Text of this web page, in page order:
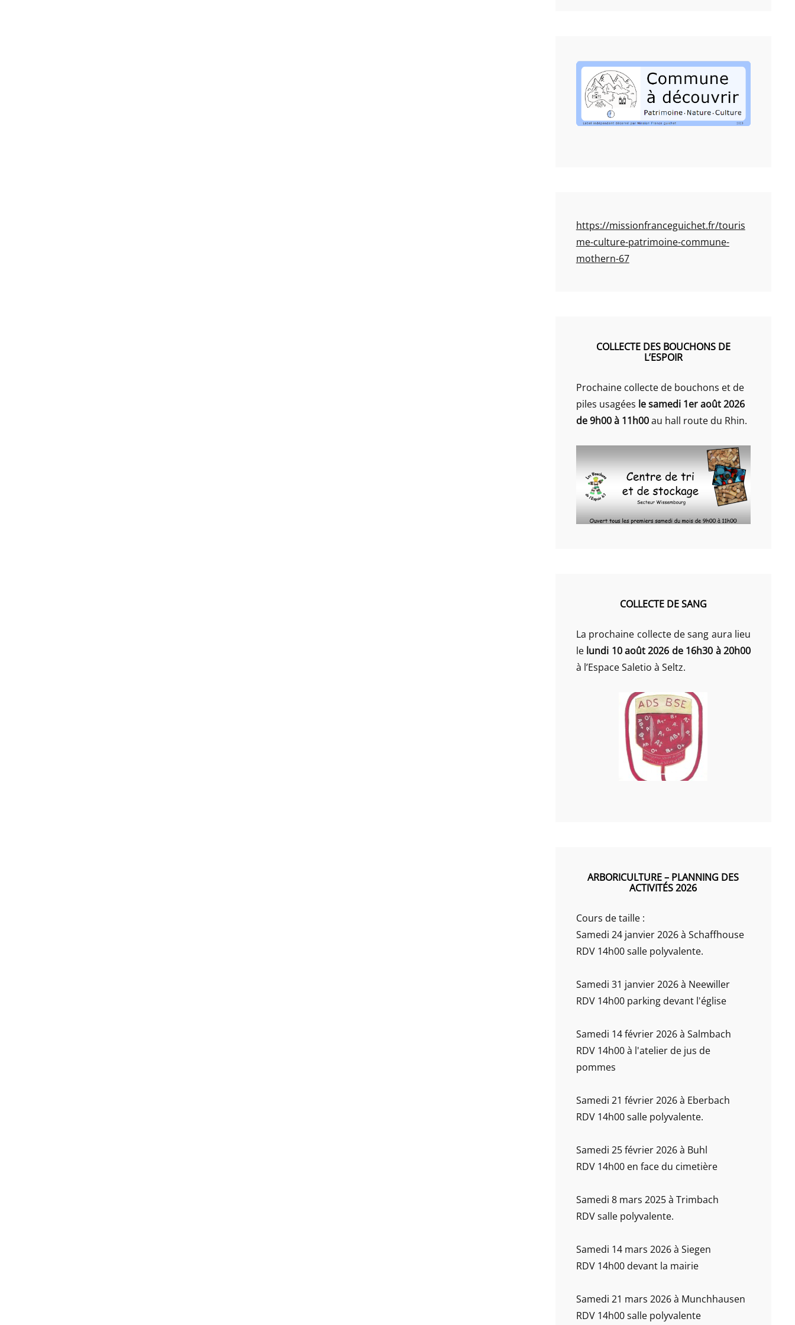
https://missionfranceguichet.fr/touris
me-culture-patrimoine-commune-
mothern-67
COLLECTE DES BOUCHONS DE
L’ESPOIR
Prochaine collecte de bouchons et de
piles usagées le samedi 1er août 2026
de 9h00 à 11h00au hall route du Rhin.
COLLECTE DE SANG
La prochaine collecte de sang aura lieu
le lundi 10 août 2026 de 16h30 à 20h00
à l’Espace Saletio à Seltz.
ARBORICULTURE – PLANNING DES
ACTIVITÉS 2026
Cours de taille :
Samedi 24 janvier 2026 à Schaffhouse
RDV 14h00 salle polyvalente.
Samedi 31 janvier 2026 à Neewiller
RDV 14h00 parking devant l'église
Samedi 14 février 2026 à Salmbach
RDV 14h00 à l'atelier de jus de
pommes
Samedi 21 février 2026 à Eberbach
RDV 14h00 salle polyvalente.
Samedi 25 février 2026 à Buhl
RDV 14h00 en face du cimetière
Samedi 8 mars 2025 à Trimbach
RDV salle polyvalente.
Samedi 14 mars 2026 à Siegen
RDV 14h00 devant la mairie
Samedi 21 mars 2026 à Munchhausen
RDV 14h00 salle polyvalente